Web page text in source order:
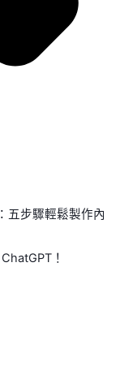
五步驟輕鬆製作內
！